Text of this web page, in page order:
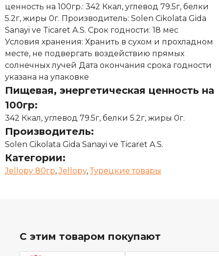
ценность на 100гр.: 342 Ккал, углевод 79.5г, белки
5.2г, жиры 0г. Производитель: Solen Cikolata Gida
Sanayi ve Ticaret A.S. Срок годности: 18 мес
Условия хранения: Хранить в сухом и прохладном
месте, не подвергать воздействию прямых
солнечных лучей Дата окончания срока годности
указана на упаковке
Пищевая, энергетическая ценность на
100гр:
342 Ккал, углевод 79.5г, белки 5.2г, жиры 0г.
Производитель:
Solen Cikolata Gida Sanayi ve Ticaret A.S.
Категории:
Jellopy 80гр,Jellopy,Турецкие товары
С этим товаром покупают